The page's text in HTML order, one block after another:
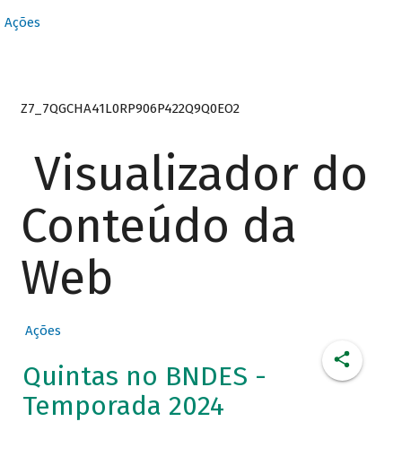
Ações
Z7_7QGCHA41L0RP906P422Q9Q0EO2
Visualizador do
Conteúdo da
Web
Ações
Quintas no BNDES -
Temporada 2024